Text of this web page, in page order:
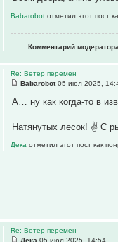
Babarobotотметил этот пост
Комментарий
Re: Ветер перемен
Babarobot05 июл 2025,
А… ну как когда-то в
Натянутых лесок! ✌️ С
Декаотметил этот пост как
Re: Ветер перемен
Дека 05 июл 2025, 14:54